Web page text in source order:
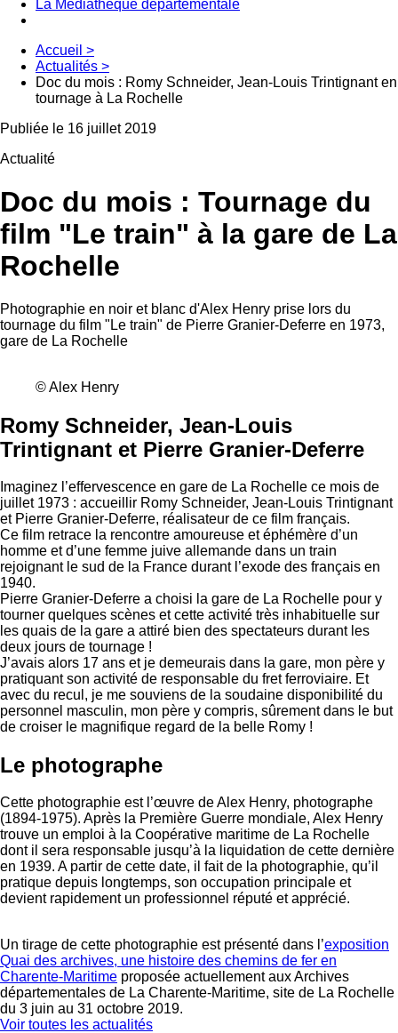
La Médiathèque départementale
Accueil >
Actualités >
Doc du mois : Romy Schneider, Jean-Louis Trintignant en
tournage à La Rochelle
Publiée le 16 juillet 2019
Actualité
Doc du mois : Tournage du
film "Le train" à la gare de La
Rochelle
Photographie en noir et blanc d'Alex Henry prise lors du
tournage du film "Le train" de Pierre Granier-Deferre en 1973,
gare de La Rochelle
© Alex Henry
Romy Schneider, Jean-Louis
Trintignant et Pierre Granier-Deferre
Imaginez l’effervescence en gare de La Rochelle ce mois de
juillet 1973 : accueillir Romy Schneider, Jean-Louis Trintignant
et Pierre Granier-Deferre, réalisateur de ce film français.
Ce film retrace la rencontre amoureuse et éphémère d’un
homme et d’une femme juive allemande dans un train
rejoignant le sud de la France durant l’exode des français en
1940.
Pierre Granier-Deferre a choisi la gare de La Rochelle pour y
tourner quelques scènes et cette activité très inhabituelle sur
les quais de la gare a attiré bien des spectateurs durant les
deux jours de tournage !
J’avais alors 17 ans et je demeurais dans la gare, mon père y
pratiquant son activité de responsable du fret ferroviaire. Et
avec du recul, je me souviens de la soudaine disponibilité du
personnel masculin, mon père y compris, sûrement dans le but
de croiser le magnifique regard de la belle Romy !
Le photographe
Cette photographie est l’œuvre de Alex Henry, photographe
(1894-1975). Après la Première Guerre mondiale, Alex Henry
trouve un emploi à la Coopérative maritime de La Rochelle
dont il sera responsable jusqu’à la liquidation de cette dernière
en 1939. A partir de cette date, il fait de la photographie, qu’il
pratique depuis longtemps, son occupation principale et
devient rapidement un professionnel réputé et apprécié.
Un tirage de cette photographie est présenté dans l’exposition
Quai des archives, une histoire des chemins de fer en
Charente-Maritime proposée actuellement aux Archives
départementales de La Charente-Maritime, site de La Rochelle
du 3 juin au 31 octobre 2019.
Voir toutes les actualités